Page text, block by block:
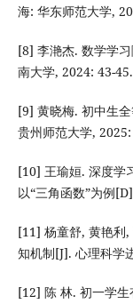
海: 华东师范大学,
[8] 李滟杰. 数学学
南大学, 2024: 43-45.
[9] 黄晓梅. 初中生
贵州师范大学,
[10] 王瑜姮. 深度
以“三角函数”为例
[11] 杨童舒, 黄艳利,
知机制[J]. 心理科学
[12] 陈 林. 初一学